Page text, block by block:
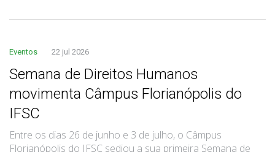
Eventos 22 jul 2026
Semana de Direitos Humanos
movimenta Câmpus Florianópolis do
IFSC
Entre os dias 26 de junho e 3 de julho, o Câmpus
Florianópolis do IFSC sediou a sua primeira Semana de